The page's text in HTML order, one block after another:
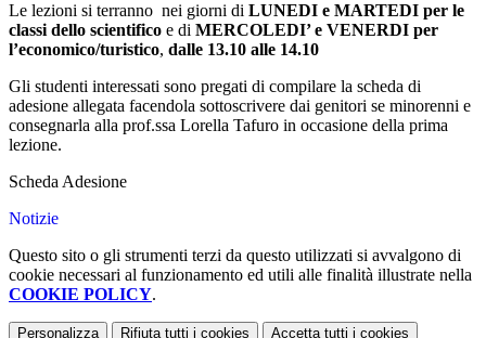
Le lezioni si terranno nei giorni di LUNEDI e MARTEDI per le
classi dello scientifico e di MERCOLEDI’ e VENERDI per
l’economico/turistico, dalle 13.10 alle 14.10
Gli studenti interessati sono pregati di compilare la scheda di
adesione allegata facendola sottoscrivere dai genitori se minorenni e
consegnarla alla prof.ssa Lorella Tafuro in occasione della prima
lezione.
Scheda Adesione
Notizie
Questo sito o gli strumenti terzi da questo utilizzati si avvalgono di
cookie necessari al funzionamento ed utili alle finalità illustrate nella
COOKIE POLICY.
Personalizza Rifiuta tutti i cookies Accetta tutti i cookies